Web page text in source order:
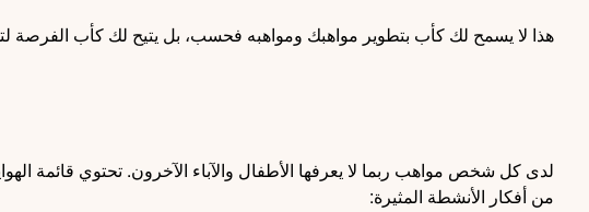
هذا لا يسمح لك كأب بتطوير مواهبك ومواهبه فحسب، بل يتيح لك كأب الفرصة
لدى كل شخص مواهب ربما لا يعرفها الأطفال والآباء الآخرون. تحتوي قائمة
من أفكار الأنشطة المثيرة: